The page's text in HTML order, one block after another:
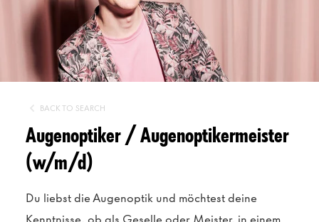
BACK TO SEARCH
Augenoptiker / Augenoptikermeister
(w/m/d)
Du liebst die Augenoptik und möchtest deine